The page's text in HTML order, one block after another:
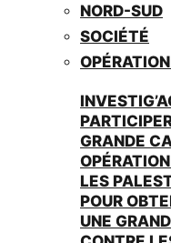
NORD-SUD
SOCIÉTÉ
GRANDE
LES
POUR
UNE